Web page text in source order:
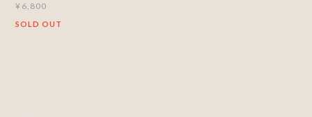
¥6,800
SOLD OUT